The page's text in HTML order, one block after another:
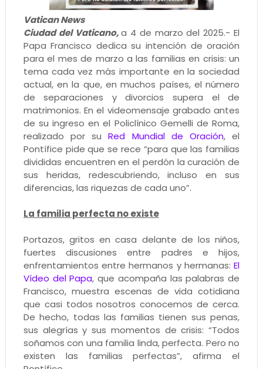
Vatican News
Ciudad del Vaticano,a 4 de marzo del 2025.- El
Papa Francisco dedica su intención de oración
para el mes de marzo a las familias en crisis: un
tema cada vez más importante en la sociedad
actual, en la que, en muchos países, el número
de separaciones y divorcios supera el de
matrimonios. En el videomensaje grabado antes
de su ingreso en el Policlínico Gemelli de Roma,
realizado por suRed Mundial de Oración, el
Pontífice pide que se rece “para que las familias
divididas encuentren en el perdón la curación de
sus heridas, redescubriendo, incluso en sus
diferencias, las riquezas de cada uno”.
La familia perfecta no existe
Portazos, gritos en casa delante de los niños,
fuertes discusiones entre padres e hijos,
enfrentamientos entre hermanos y hermanas:El
Vídeo del Papa, que acompaña las palabras de
Francisco, muestra escenas de vida cotidiana
que casi todos nosotros conocemos de cerca.
De hecho, todas las familias tienen sus penas,
sus alegrías y sus momentos de crisis: “Todos
soñamos con una familia linda, perfecta. Pero no
existen las familias perfectas”, afirma el